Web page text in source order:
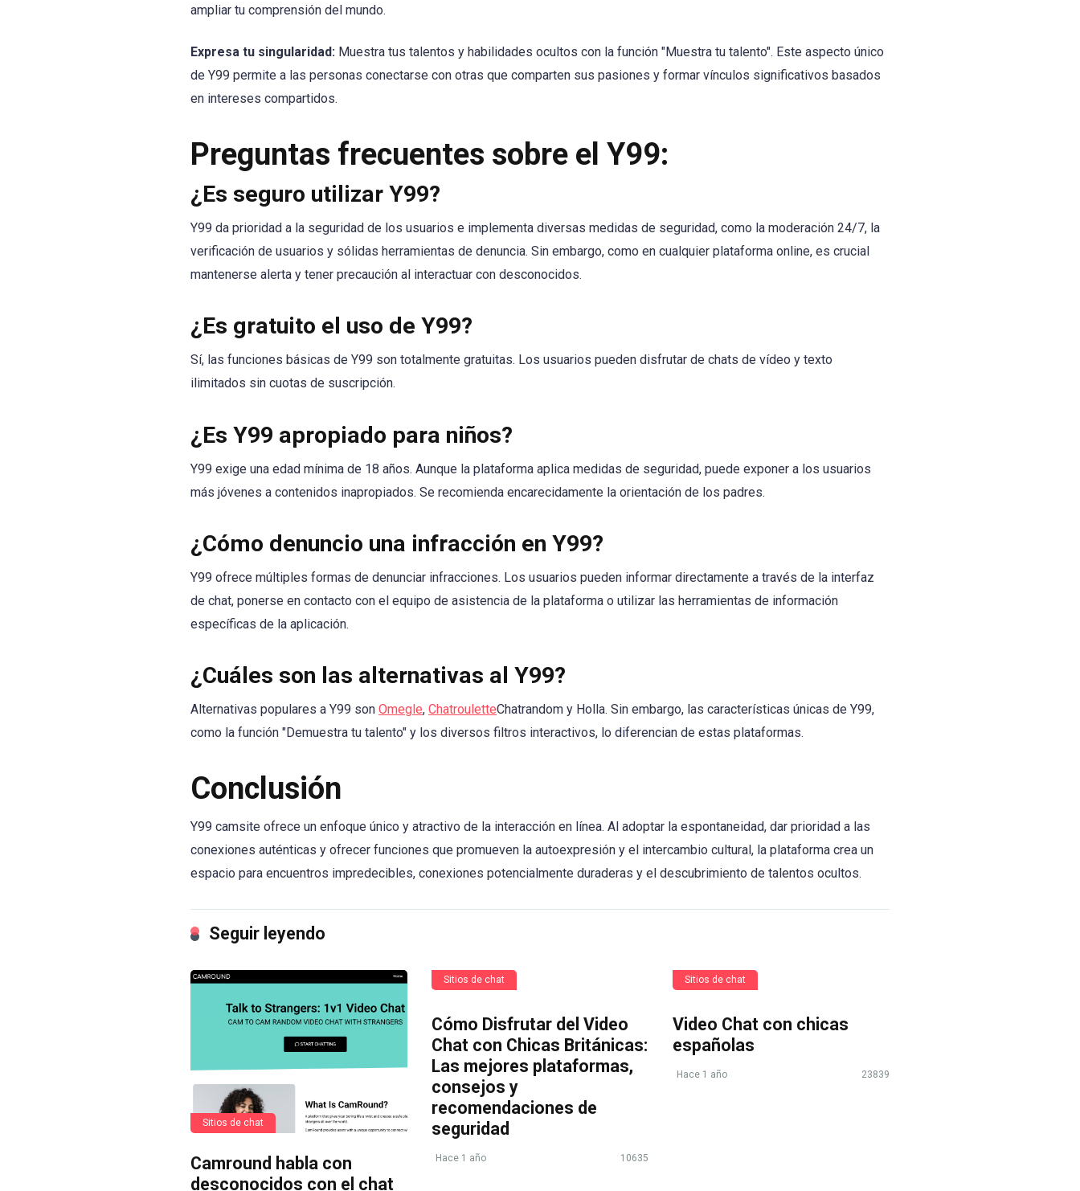
ampliar tu comprensión del mundo.
Expresa tu singularidad: Muestra tus talentos y habilidades ocultos con la función "Muestra tu talento". Este aspecto único
de Y99 permite a las personas conectarse con otras que comparten sus pasiones y formar vínculos significativos basados
en intereses compartidos.
Preguntas frecuentes sobre el Y99:
¿Es seguro utilizar Y99?
Y99 da prioridad a la seguridad de los usuarios e implementa diversas medidas de seguridad, como la moderación 24/7, la
verificación de usuarios y sólidas herramientas de denuncia. Sin embargo, como en cualquier plataforma online, es crucial
mantenerse alerta y tener precaución al interactuar con desconocidos.
¿Es gratuito el uso de Y99?
Sí, las funciones básicas de Y99 son totalmente gratuitas. Los usuarios pueden disfrutar de chats de vídeo y texto
ilimitados sin cuotas de suscripción.
¿Es Y99 apropiado para niños?
Y99 exige una edad mínima de 18 años. Aunque la plataforma aplica medidas de seguridad, puede exponer a los usuarios
más jóvenes a contenidos inapropiados. Se recomienda encarecidamente la orientación de los padres.
¿Cómo denuncio una infracción en Y99?
Y99 ofrece múltiples formas de denunciar infracciones. Los usuarios pueden informar directamente a través de la interfaz
de chat, ponerse en contacto con el equipo de asistencia de la plataforma o utilizar las herramientas de información
específicas de la aplicación.
¿Cuáles son las alternativas al Y99?
Alternativas populares a Y99 son Omegle, ChatrouletteChatrandom y Holla. Sin embargo, las características únicas de Y99,
como la función "Demuestra tu talento" y los diversos filtros interactivos, lo diferencian de estas plataformas.
Conclusión
Y99 camsite ofrece un enfoque único y atractivo de la interacción en línea. Al adoptar la espontaneidad, dar prioridad a las
conexiones auténticas y ofrecer funciones que promueven la autoexpresión y el intercambio cultural, la plataforma crea un
espacio para encuentros impredecibles, conexiones potencialmente duraderas y el descubrimiento de talentos ocultos.
Seguir leyendo
Sitios de chat
Camround habla con
desconocidos con el chat
Sitios de chat
Cómo Disfrutar del Video
Chat con Chicas Británicas:
Las mejores plataformas,
consejos y
recomendaciones de
seguridad
Hace 1 año 10635
Sitios de chat
Video Chat con chicas
españolas
Hace 1 año 23839